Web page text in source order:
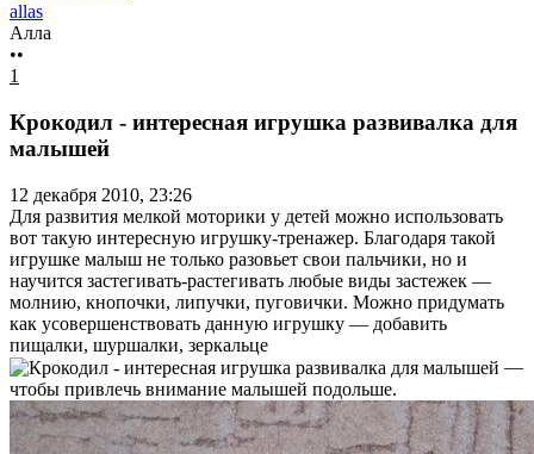
allas
Алла
••
1
Крокодил - интересная игрушка развивалка для
малышей
12 декабря 2010, 23:26
Для развития мелкой моторики у детей можно использовать
вот такую интересную игрушку-тренажер. Благодаря такой
игрушке малыш не только разовьет свои пальчики, но и
научится застегивать-растегивать любые виды застежек —
молнию, кнопочки, липучки, пуговички. Можно придумать
как усовершенствовать данную игрушку — добавить
пищалки, шуршалки, зеркальце
—
чтобы привлечь внимание малышей подольше.